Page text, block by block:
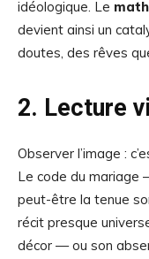
idéologique. Le
devient ainsi un
doutes, des rêves
2. Lecture
Observer l’image :
Le code du mariage
peut-être la tenue
récit presque
décor — ou son